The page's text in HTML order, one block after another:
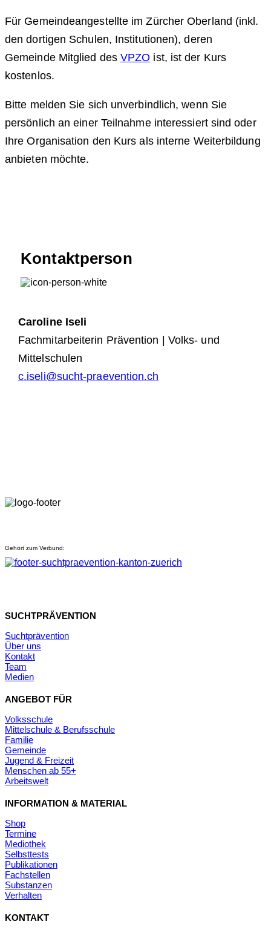
Für Gemeindeangestellte im Zürcher Oberland (inkl.
den dortigen Schulen, Institutionen), deren
Gemeinde Mitglied des VPZO ist, ist der Kurs
kostenlos.
Bitte melden Sie sich unverbindlich, wenn Sie
persönlich an einer Teilnahme interessiert sind oder
Ihre Organisation den Kurs als interne Weiterbildung
anbieten möchte.
Kontaktperson
Caroline Iseli
Fachmitarbeiterin Prävention | Volks- und
Mittelschulen
c.iseli@sucht-praevention.ch
Gehört zum Verbund:
SUCHTPRÄVENTION
Suchtprävention
Über uns
Kontakt
Team
Medien
ANGEBOT FÜR
Volksschule
Mittelschule & Berufsschule
Familie
Gemeinde
Jugend & Freizeit
Menschen ab 55+
Arbeitswelt
INFORMATION & MATERIAL
Shop
Termine
Mediothek
Selbsttests
Publikationen
Fachstellen
Substanzen
Verhalten
KONTAKT